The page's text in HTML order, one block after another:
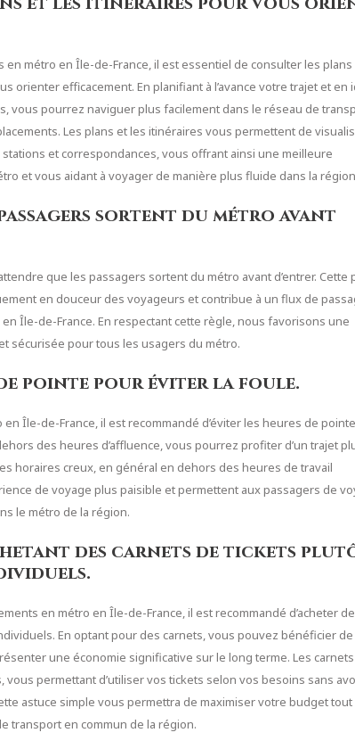
métro en Île-de-France, il est essentiel de consulter les plans
orienter efficacement. En planifiant à l’avance votre trajet et en
vous pourrez naviguer plus facilement dans le réseau de
Les plans et les itinéraires vous permettent de
et correspondances, vous offrant ainsi une meilleure
et vous aidant à voyager de manière plus fluide dans la
sortent du métro avant
que les passagers sortent du métro avant d’entrer. Cette
en douceur des voyageurs et contribue à un flux de
Île-de-France. En respectant cette règle, nous favorisons une
sécurisée pour tous les usagers du métro.
pointe pour éviter la foule.
Île-de-France, il est recommandé d’éviter les heures de
des heures d’affluence, vous pourrez profiter d’un trajet
horaires creux, en général en dehors des heures de travail
de voyage plus paisible et permettent aux passagers de
le métro de la région.
des carnets de tickets
en métro en Île-de-France, il est recommandé d’acheter
En optant pour des carnets, vous pouvez bénéficier
une économie significative sur le long terme. Les
permettant d’utiliser vos tickets selon vos besoins sans
astuce simple vous permettra de maximiser votre budget tout
transport en commun de la région.